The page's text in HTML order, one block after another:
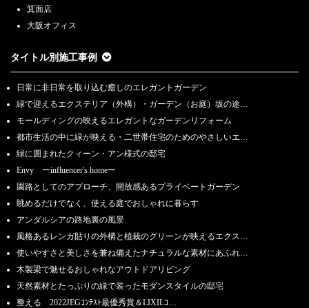
箕面店
大阪オフィス
タイトル別施工事例
日常に非日常を取り込む癒しのエレガントガーデン
緑で迎えるエクステリア（外構）・ガーデン（お庭）坂の途…
モールディングの映えるエレガントなガーデンリフォーム
都市生活の中に緑が映える・二世帯住宅のためのやさしいエ…
緑に囲まれたクィーン・アン様式の邸宅
Envy ーinfluencer's homeー
園路としてのアプローチ、開放感あるプライベートガーデン
眺めるだけでなく、使える庭でおしゃれに暮らす
アンダルシアの路地裏の風景
風格あるレンガ貼りの外構と植栽のグリーンが映えるエクス…
使いやすさと美しさを兼ね備えたナチュラルな素材にあふれ…
木製梁で魅せるおしゃれなアウトドアリビング
天然素材とたっぷりの緑で装ったモダンスタイルの邸宅
整える 2022JEGｺﾝﾃｽﾄ最優秀賞＆LIXILｺ…